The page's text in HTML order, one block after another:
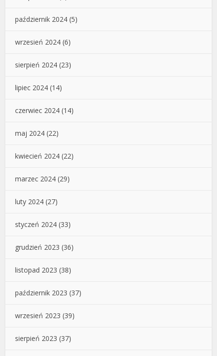
październik 2024 (5)
wrzesień 2024 (6)
sierpień 2024 (23)
lipiec 2024 (14)
czerwiec 2024 (14)
maj 2024 (22)
kwiecień 2024 (22)
marzec 2024 (29)
luty 2024 (27)
styczeń 2024 (33)
grudzień 2023 (36)
listopad 2023 (38)
październik 2023 (37)
wrzesień 2023 (39)
sierpień 2023 (37)